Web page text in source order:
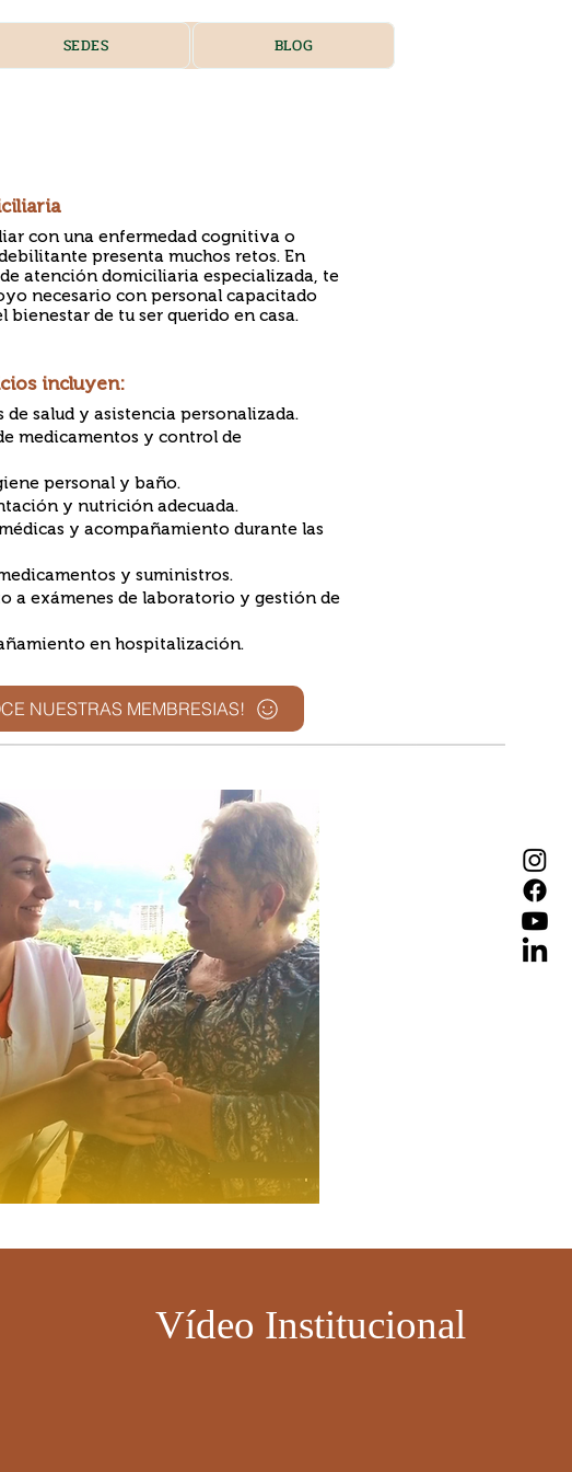
SEDES BLOG
con una enfermedad cognitiva o
presenta muchos retos. En
atención domiciliaria especializada, te
necesario con personal capacitado
bienestar de tu ser querido en casa.​
de salud y asistencia personalizada.
medicamentos y control de
personal y baño.
y nutrición adecuada.
y acompañamiento durante las
y suministros.
a exámenes de laboratorio y gestión de
en hospitalización.
incluyen:
NUESTRAS MEMBRESIAS!
Vídeo Institucional